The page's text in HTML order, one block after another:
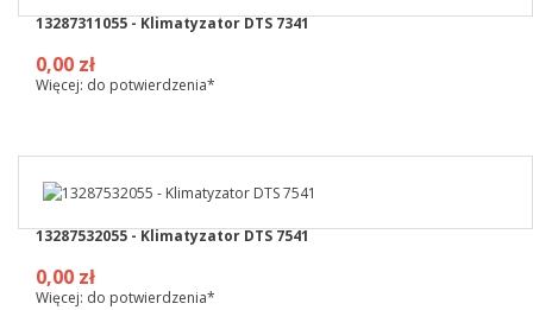
13287311055 - Klimatyzator DTS 7341
0,00 zł
Więcej: do potwierdzenia*
13287532055 - Klimatyzator DTS 7541
0,00 zł
Więcej: do potwierdzenia*